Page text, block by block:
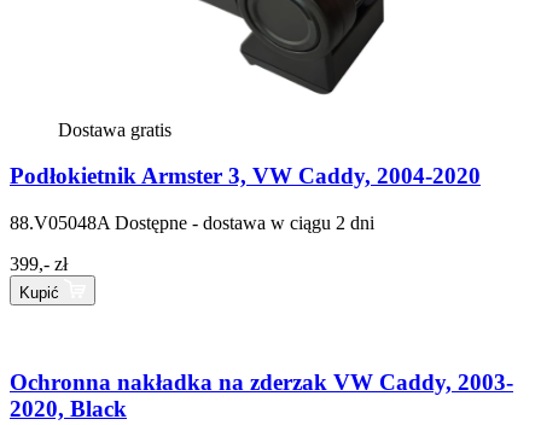
Dostawa gratis
Podłokietnik Armster 3, VW Caddy, 2004-2020
88.V05048A Dostępne - dostawa w ciągu 2 dni
399,- zł
Kupić
Ochronna nakładka na zderzak VW Caddy, 2003-
2020, Black